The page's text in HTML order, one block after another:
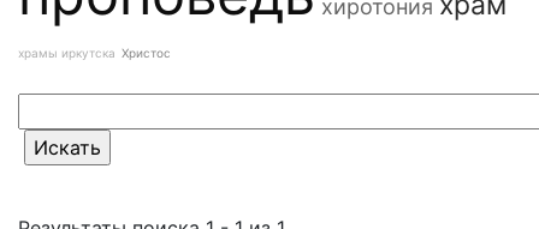
хиротония
храмы иркутска Христос